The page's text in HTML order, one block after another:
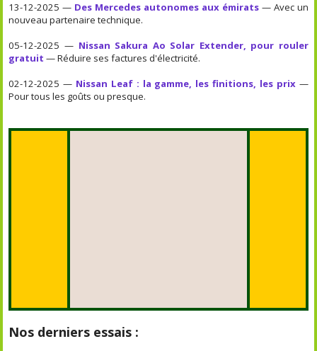
13-12-2025 — Des Mercedes autonomes aux émirats— Avec un
nouveau partenaire technique.
05-12-2025 — Nissan Sakura Ao Solar Extender, pour rouler
gratuit — Réduire ses factures d'électricité.
02-12-2025 — Nissan Leaf : la gamme, les finitions, les prix—
Pour tous les goûts ou presque.
Nos derniers essais :